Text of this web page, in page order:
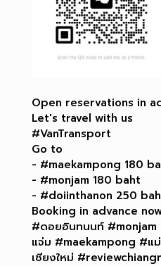
Open reservations in
Let's travel with us
#VanTransport
Go to
- #maekampong 180
- #monjam 180 baht
- #doiinthanon 250
Booking in advance
#ดอยอินทนนท์ #monjam
แจ่ม #maekampong #แ
เชียงใหม่